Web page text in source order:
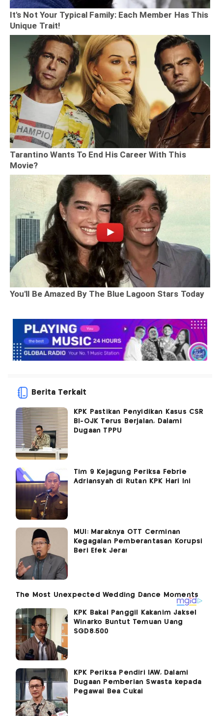
Berita Terkait
KPK Pastikan Penyidikan Kasus CSR
BI-OJK Terus Berjalan, Dalami
Dugaan TPPU
Tim 9 Kejagung Periksa Febrie
Adriansyah di Rutan KPK Hari Ini
MUI: Maraknya OTT Cerminan
Kegagalan Pemberantasan Korupsi
Beri Efek Jera!
KPK Bakal Panggil Kakanim Jaksel
Winarko Buntut Temuan Uang
SGD8.500
KPK Periksa Pendiri IAW, Dalami
Dugaan Pemberian Swasta kepada
Pegawai Bea Cukai